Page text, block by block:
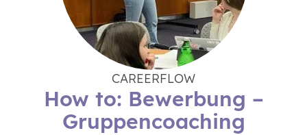
CAREERFLOW
How to: Bewerbung –
Gruppencoaching